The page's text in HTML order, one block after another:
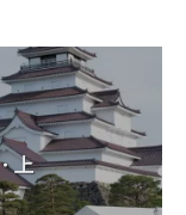
上